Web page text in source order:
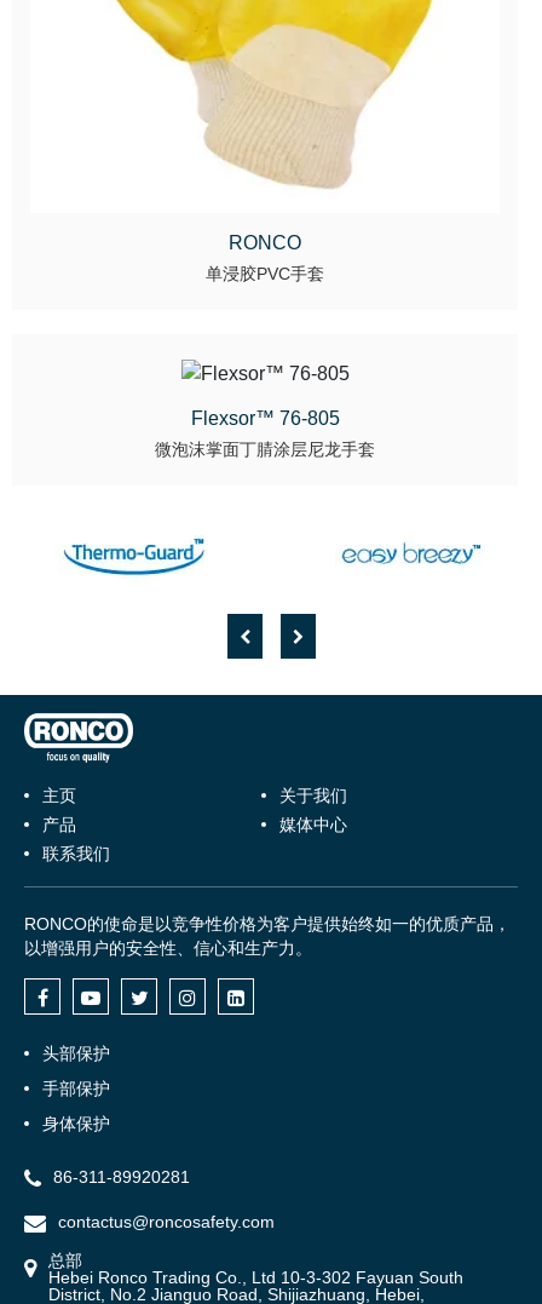
RONCO
单浸胶PVC手套
Flexsor™ 76-805
微泡沫掌面丁腈涂层尼龙手套
主页
关于我们
产品
媒体中心
联系我们
RONCO的使命是以竞争性价格为客户提供始终如一的优质产品，
以增强用户的安全性、信心和生产力。
头部保护
手部保护
身体保护
86-311-89920281
contactus@roncosafety.com
总部
Hebei Ronco Trading Co., Ltd 10-3-302 Fayuan South
District, No.2 Jianguo Road, Shijiazhuang, Hebei,